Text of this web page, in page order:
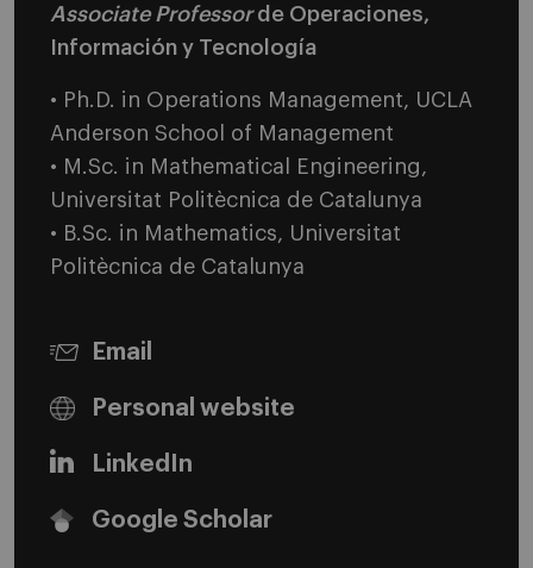
Associate Professorde Operaciones,
Información y Tecnología
• Ph.D. in Operations Management, UCLA
Anderson School of Management
• M.Sc. in Mathematical Engineering,
Universitat Politècnica de Catalunya
• B.Sc. in Mathematics, Universitat
Politècnica de Catalunya
Email
Personal website
LinkedIn
Google Scholar